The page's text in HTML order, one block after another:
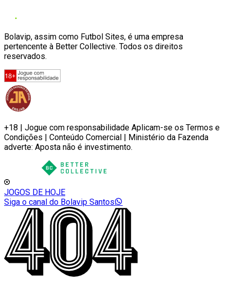
Bolavip, assim como Futbol Sites, é uma empresa
pertencente à Better Collective. Todos os direitos
reservados.
+18 | Jogue com responsabilidade Aplicam-se os Termos e
Condições | Conteúdo Comercial | Ministério da Fazenda
adverte: Aposta não é investimento.
JOGOS DE HOJE
Siga o canal do Bolavip Santos